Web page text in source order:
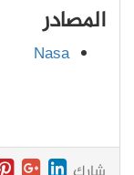
المصادر
Nasa